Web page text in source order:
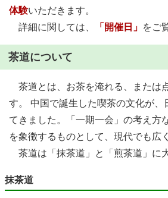
体験いただきます。
詳細に関しては、
「開催日」 をご
茶道について
茶道とは、お茶を淹れる、または
す。 中国で誕生した喫茶の文化が、
てきました。「一期一会」の考え方
を象徴するものとして、現代でも広
茶道は「抹茶道」と「煎茶道」に
抹茶道